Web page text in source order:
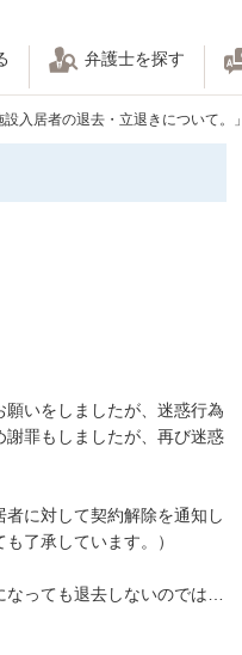
弁護士を探す
入居者の退去・立退きについて。」
いをしましたが、迷惑行為
罪もしましたが、再び迷惑
に対して契約解除を通知し
了承しています。）
なっても退去しないのでは…